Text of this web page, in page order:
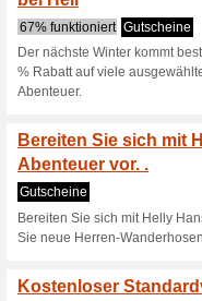
und
Gutscheine
Hol dir